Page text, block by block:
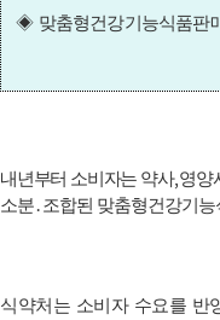
◈ 맞춤형건강기능식품판
내년부터 소비자는 약사,영양
소분․조합된 맞춤형건강기
식약처는 소비자 수요를 반